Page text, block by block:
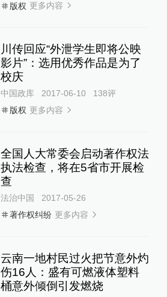
版权 更多内容
川传回应“外泄学生即将公映
影片”：选用优秀作品是为了
校庆
中国政库 2017-06-10 138评
版权 更多内容
全国人大常委会启动著作权法
执法检查，将在5省市开展检
查
法治中国
2017-05-26
著作权纠纷 更多内容
云南一地村民过火把节意外灼
伤16人：盛有可燃液体塑料
桶意外倾倒引发燃烧